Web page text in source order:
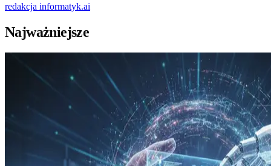
redakcja informatyk.ai
Najważniejsze